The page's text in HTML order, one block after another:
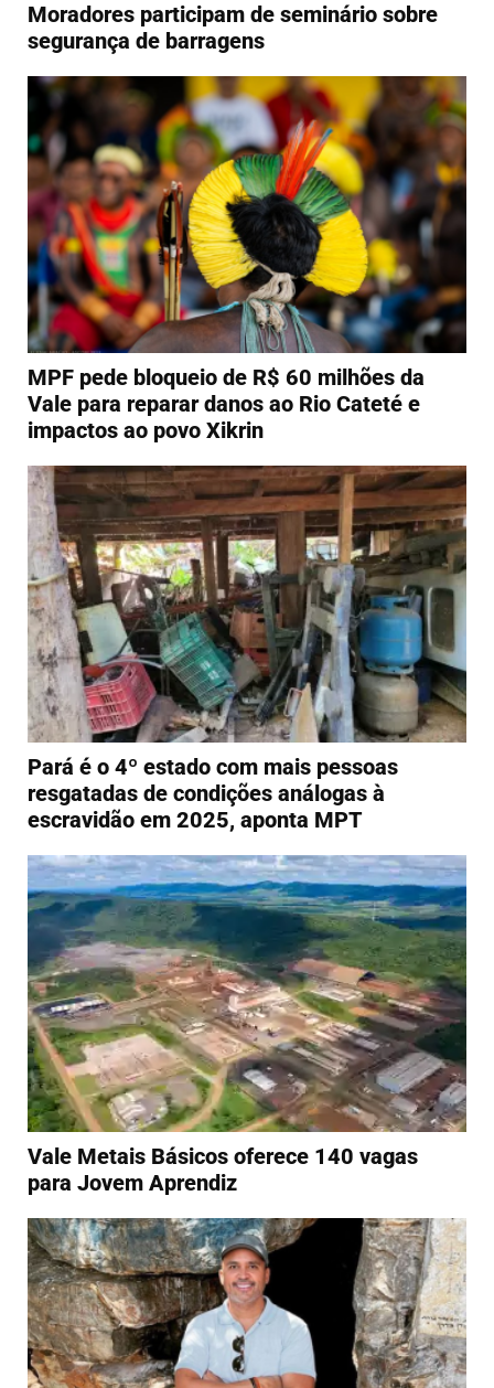
Moradores participam de seminário sobre
segurança de barragens
MPF pede bloqueio de R$ 60 milhões da
Vale para reparar danos ao Rio Cateté e
impactos ao povo Xikrin
Pará é o 4º estado com mais pessoas
resgatadas de condições análogas à
escravidão em 2025, aponta MPT
Vale Metais Básicos oferece 140 vagas
para Jovem Aprendiz